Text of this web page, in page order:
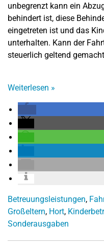
unbegrenzt kann ein
behindert ist, diese
eingetreten ist und das
unterhalten. Kann der
steuerlich geltend
Weiterlesen »
Betreuungsleistungen,
Großeltern, Hort,
Sonderausgaben